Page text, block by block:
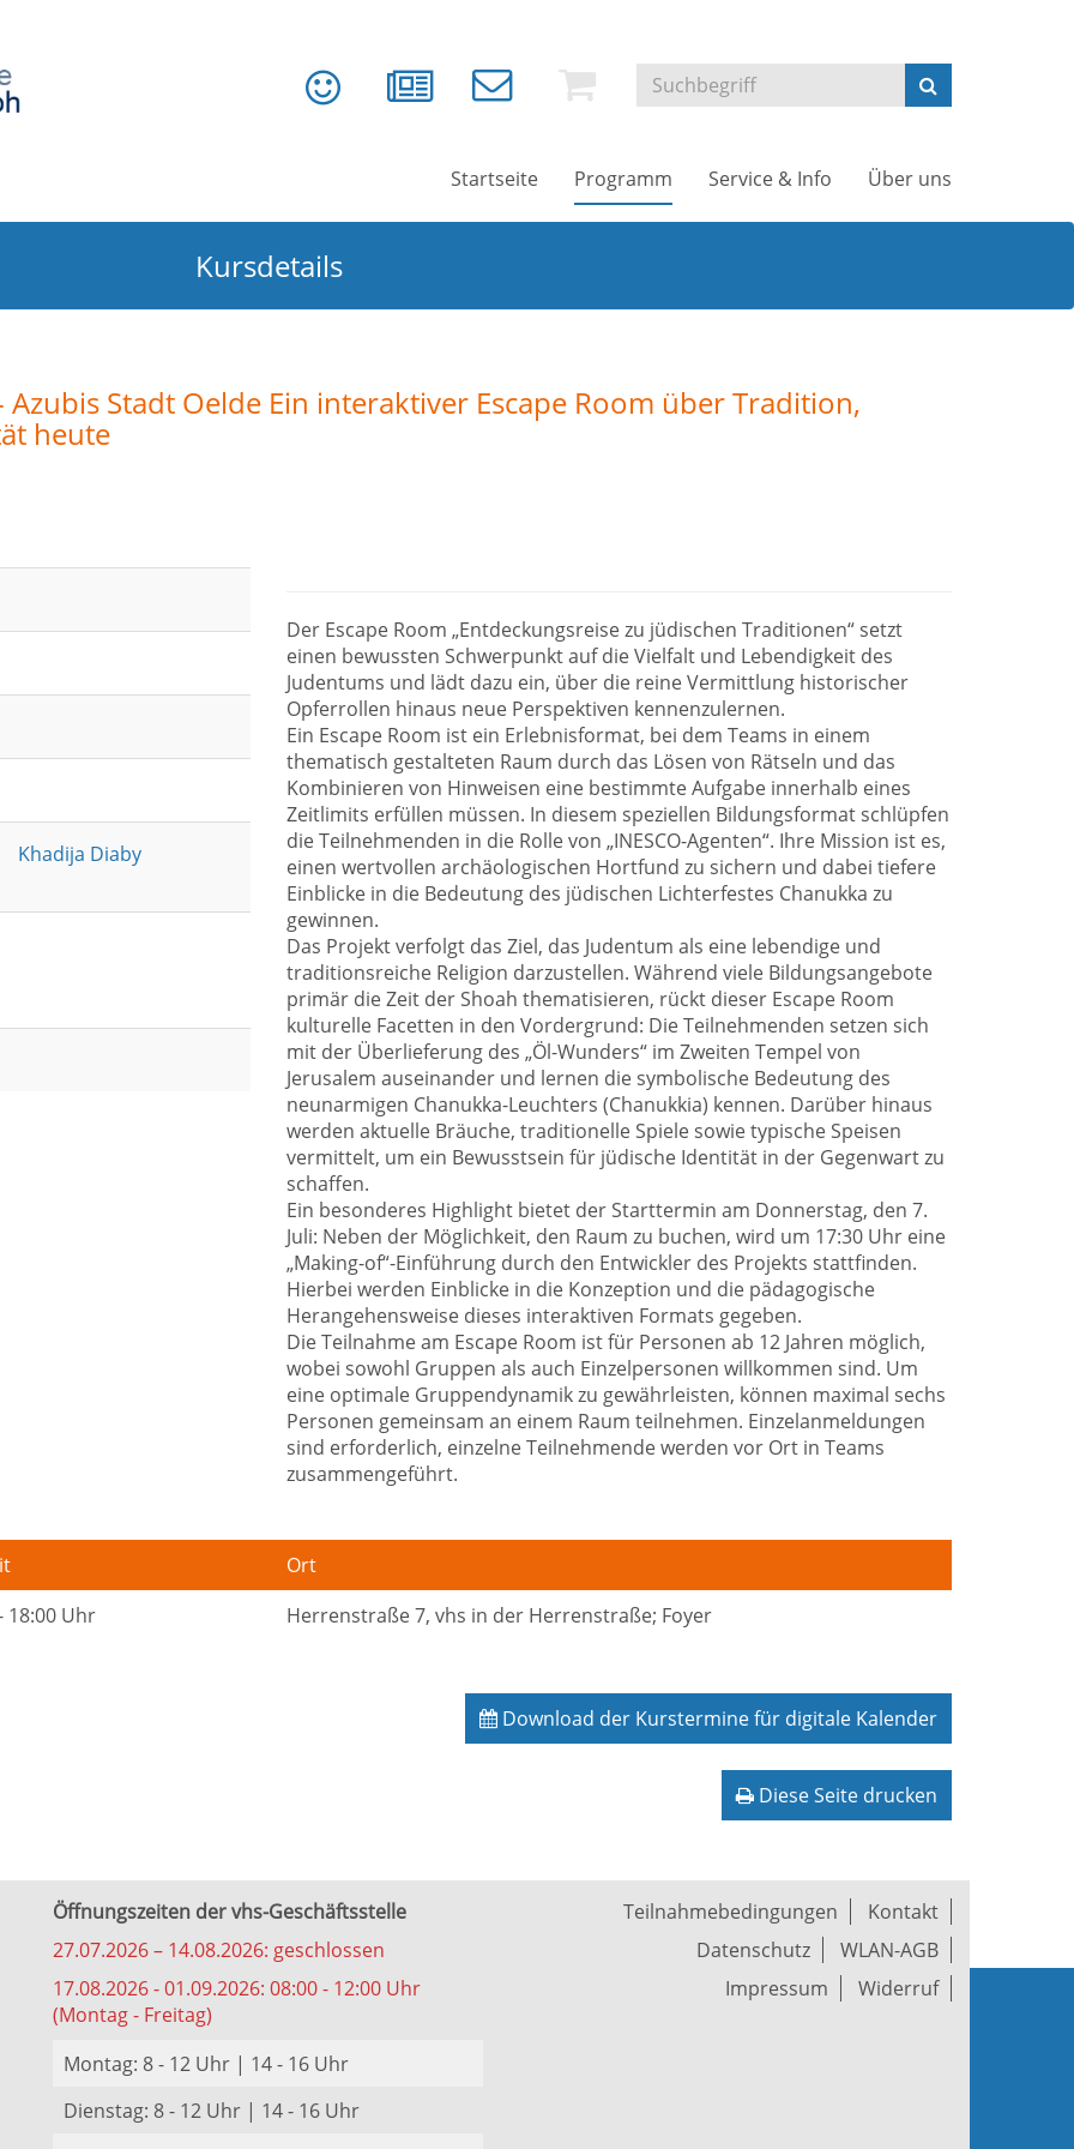
Startseite Programm Service & Info Über uns
Kursdetails
Azubis Stadt Oelde Ein interaktiver Escape Room über Tradition,
heute
Khadija Diaby
Der Escape Room „Entdeckungsreise zu jüdischen Traditionen“ setzt
einen bewussten Schwerpunkt auf die Vielfalt und Lebendigkeit des
Judentums und lädt dazu ein, über die reine Vermittlung historischer
Opferrollen hinaus neue Perspektiven kennenzulernen.
Ein Escape Room ist ein Erlebnisformat, bei dem Teams in einem
thematisch gestalteten Raum durch das Lösen von Rätseln und das
Kombinieren von Hinweisen eine bestimmte Aufgabe innerhalb eines
Zeitlimits erfüllen müssen. In diesem speziellen Bildungsformat schlüpfen
die Teilnehmenden in die Rolle von „INESCO-Agenten“. Ihre Mission ist es,
einen wertvollen archäologischen Hortfund zu sichern und dabei tiefere
Einblicke in die Bedeutung des jüdischen Lichterfestes Chanukka zu
gewinnen.
Das Projekt verfolgt das Ziel, das Judentum als eine lebendige und
traditionsreiche Religion darzustellen. Während viele Bildungsangebote
primär die Zeit der Shoah thematisieren, rückt dieser Escape Room
kulturelle Facetten in den Vordergrund: Die Teilnehmenden setzen sich
mit der Überlieferung des „Öl-Wunders“ im Zweiten Tempel von
Jerusalem auseinander und lernen die symbolische Bedeutung des
neunarmigen Chanukka-Leuchters (Chanukkia) kennen. Darüber hinaus
werden aktuelle Bräuche, traditionelle Spiele sowie typische Speisen
vermittelt, um ein Bewusstsein für jüdische Identität in der Gegenwart zu
schaffen.
Ein besonderes Highlight bietet der Starttermin am Donnerstag, den 7.
Juli: Neben der Möglichkeit, den Raum zu buchen, wird um 17:30 Uhr eine
„Making-of“-Einführung durch den Entwickler des Projekts stattfinden.
Hierbei werden Einblicke in die Konzeption und die pädagogische
Herangehensweise dieses interaktiven Formats gegeben.
Die Teilnahme am Escape Room ist für Personen ab 12 Jahren möglich,
wobei sowohl Gruppen als auch Einzelpersonen willkommen sind. Um
eine optimale Gruppendynamik zu gewährleisten, können maximal sechs
Personen gemeinsam an einem Raum teilnehmen. Einzelanmeldungen
sind erforderlich, einzelne Teilnehmende werden vor Ort in Teams
zusammengeführt.
Ort
18:00 Uhr Herrenstraße 7, vhs in der Herrenstraße; Foyer
Download der Kurstermine für digitale Kalender
Diese Seite drucken
Öffnungszeiten der vhs-Geschäftsstelle
27.07.2026 – 14.08.2026: geschlossen
17.08.2026 - 01.09.2026: 08:00 - 12:00 Uhr
(Montag - Freitag)
Montag: 8 - 12 Uhr | 14 - 16 Uhr
Dienstag: 8 - 12 Uhr | 14 - 16 Uhr
Teilnahmebedingungen
Kontakt
Datenschutz
WLAN-AGB
Impressum
Widerruf